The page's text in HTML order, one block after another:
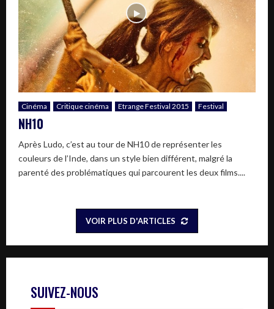
Cinéma Critique cinéma Etrange Festival 2015 Festival
NH10
Après Ludo, c’est au tour de NH10 de représenter les
couleurs de l’Inde, dans un style bien différent, malgré la
parenté des problématiques qui parcourent les deux films....
VOIR PLUS D'ARTICLES
SUIVEZ-NOUS